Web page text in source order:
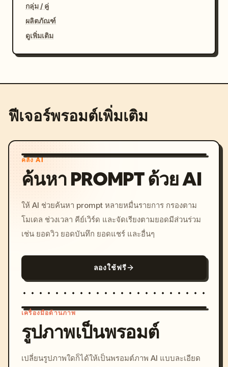
กลุ่ม / คู่
ผลิตภัณฑ์
ดูเพิ่มเติม
ฟีเจอร์พรอมต์เพิ่มเติม
คลัง AI
ค้นหา PROMPT ด้วย AI
ให้ AI ช่วยค้นหา prompt หลายหมื่นรายการ กรองตาม
โมเดล ช่วงเวลา คีย์เวิร์ด และจัดเรียงตามยอดมีส่วนร่วม
เช่น ยอดวิว ยอดบันทึก ยอดแชร์ และอื่นๆ
ลองใช้ฟรี
c, cyberpunk sunset, neon
เครื่องมือด้านภาพ
รูปภาพเป็นพรอมต์
เปลี่ยนรูปภาพใดก็ได้ให้เป็นพรอมต์ภาพ AI แบบละเอียด